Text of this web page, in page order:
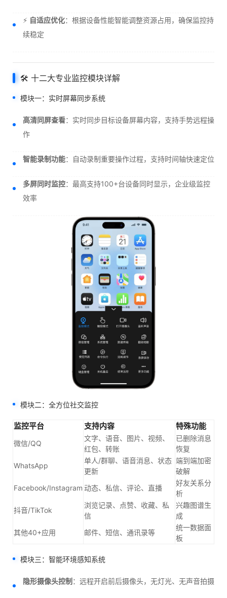
⚡ 自适应优化：根据设备性能智能调整资源占用，确保监控持
续稳定
🛠️ 十二大专业监控模块详解
模块一：实时屏幕同步系统
高清同屏查看：实时同步目标设备屏幕内容，支持手势远程操
作
智能录制功能：自动录制重要操作过程，支持时间轴快速定位
多屏同时监控：最高支持100+台设备同时显示，企业级监控
效率
模块二：全方位社交监控
监控平台 支持内容 特殊功能
微信/QQ
文字、语音、图片、视频、
红包、转账
已删除消息
恢复
WhatsApp
单人/群聊、语音消息、状态
更新
端到端加密
破解
Facebook/Instagram 动态、私信、评论、直播
好友关系分
析
抖音/TikTok
浏览记录、点赞、收藏、私
信
兴趣图谱生
成
其他40+应用
邮件、短信、通讯录等
统一数据面
板
模块三：智能环境感知系统
隐形摄像头控制 ：远程开启前后摄像头，无灯光、无声音拍摄